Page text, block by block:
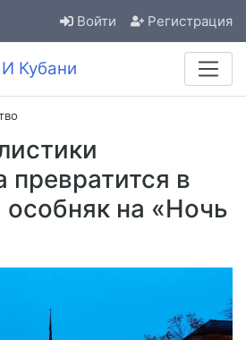
Войти Регистрация
Кубани
превратится в
особняк на «Ночь